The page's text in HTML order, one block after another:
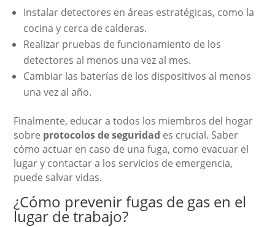
Instalar detectores en áreas estratégicas, como la
cocina y cerca de calderas.
Realizar pruebas de funcionamiento de los
detectores al menos una vez al mes.
Cambiar las baterías de los dispositivos al menos
una vez al año.
Finalmente, educar a todos los miembros del hogar
sobre protocolos de seguridad es crucial. Saber
cómo actuar en caso de una fuga, como evacuar el
lugar y contactar a los servicios de emergencia,
puede salvar vidas.
¿Cómo prevenir fugas de gas en el
lugar de trabajo?